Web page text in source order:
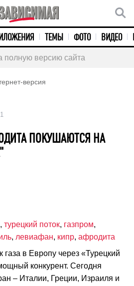
ТЕМЫ ФОТО ВИДЕО
полную версию сайта
версия
ПОКУШАЮТСЯ НА
, турецкий поток, газпром,
, левиафан, кипр, афродита
газа в Европу через «Турецкий
конкурент. Сегодня
– Италии, Греции, Израиля и